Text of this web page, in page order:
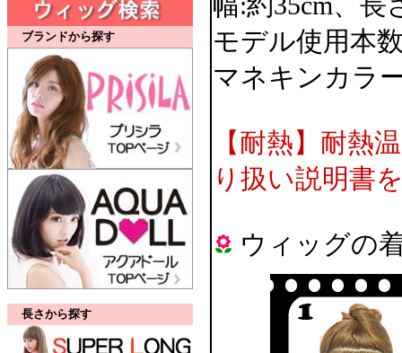
ブランドから探す
長さから探す
モデル使用本
マネキンカラ
【耐熱】耐熱
り扱い説明書
ウィッグの